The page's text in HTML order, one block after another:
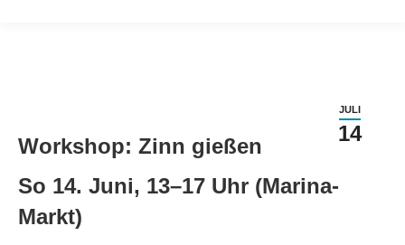
JULI
14
Workshop: Zinn gießen
So 14. Juni, 13–17 Uhr (Marina-
Markt)